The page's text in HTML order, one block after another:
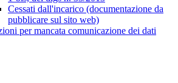
Cessati dall'incarico (documentazione da
pubblicare sul sito web)
per mancata comunicazione dei dati